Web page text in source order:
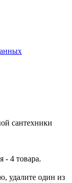
сантехники
- 4 товара.
удалите один из